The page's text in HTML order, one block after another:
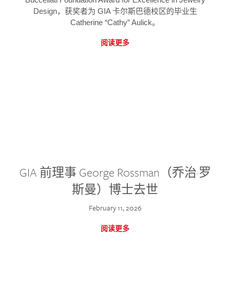
Design，获奖者为 GIA 卡尔斯巴德校区的毕业生
Catherine “Cathy” Aulick。
阅读更多
GIA 前理事 George Rossman（乔治·罗
斯曼）博士去世
February 11, 2026
阅读更多